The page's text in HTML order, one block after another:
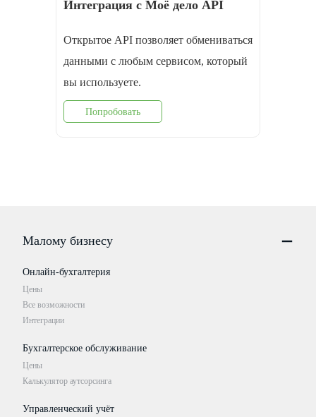
Интеграция с Моё дело API
Открытое API позволяет обмениваться
данными с любым сервисом, который
вы используете.
Попробовать
Малому бизнесу
Онлайн-бухгалтерия
Цены
Все возможности
Интеграции
Бухгалтерское обслуживание
Цены
Калькулятор аутсорсинга
Управленческий учёт